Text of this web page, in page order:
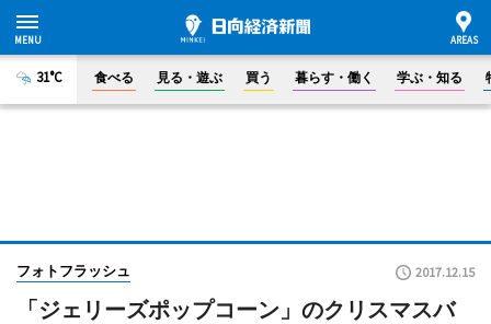
31°C 食べる 見る・遊ぶ 買う 暮らす・働く 学ぶ・知る
フォトフラッシュ 2017.12.15
「ジェリーズポップコーン」のクリスマスバ